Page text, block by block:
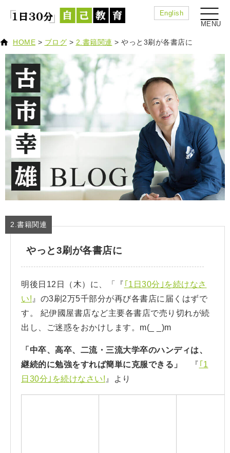
English
HOME > ブログ > 2.書籍関連 > やっと3刷が各書店に
2.書籍関連
やっと3刷が各書店に
明後日12日（木）に、「『 ｢1日30分｣を続けなさ
い! 』の3刷2万5千部分が再び各書店に届くはずで
す。
紀伊國屋書店など主要各書店で売り切れが続
出し、ご迷惑をおかけします。m(_ _)m
「中卒、高卒、二流・三流大学卒のハンディは、
継続的に勉強をすれば簡単に克服できる」
『 ｢1
日30分｣を続けなさい! 』より